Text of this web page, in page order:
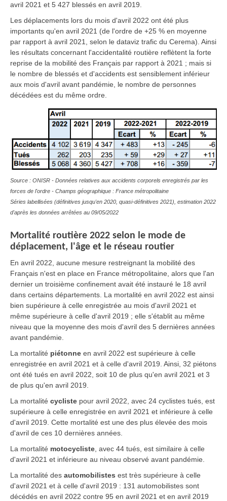
avril 2021 et 5 427 blessés en avril 2019.
Les déplacements lors du mois d'avril 2022 ont été plus
importants qu'en avril 2021 (de l'ordre de +25 % en moyenne
par rapport à avril 2021, selon le dataviz trafic du Cerema). Ainsi
les résultats concernant l'accidentalité routière reflètent la forte
reprise de la mobilité des Français par rapport à 2021 ; mais si
le nombre de blessés et d'accidents est sensiblement inférieur
aux mois d'avril avant pandémie, le nombre de personnes
décédées est du même ordre.
Source : ONISR - Données relatives aux accidents corporels enregistrés par les
forces de l'ordre - Champs géographique : France métropolitaine
Séries labellisées (définitives jusqu'en 2020, quasi-définitives 2021), estimation 2022
d'après les données arrêtées au 09/05/2022
Mortalité routière 2022 selon le mode de
déplacement, l'âge et le réseau routier
En avril 2022, aucune mesure restreignant la mobilité des
Français n'est en place en France métropolitaine, alors que l'an
dernier un troisième confinement avait été instauré le 18 avril
dans certains départements. La mortalité en avril 2022 est ainsi
bien supérieure à celle enregistrée au mois d'avril 2021 et
même supérieure à celle d'avril 2019 ; elle s'établit au même
niveau que la moyenne des mois d'avril des 5 dernières années
avant pandémie.
La mortalité piétonne en avril 2022 est supérieure à celle
enregistrée en avril 2021 et à celle d'avril 2019. Ainsi, 32 piétons
ont été tués en avril 2022, soit 10 de plus qu'en avril 2021 et 3
de plus qu'en avril 2019.
La mortalité cycliste pour avril 2022, avec 24 cyclistes tués, est
supérieure à celle enregistrée en avril 2021 et inférieure à celle
d'avril 2019. Cette mortalité est une des plus élevée des mois
d'avril de ces 10 dernières années.
La mortalité motocycliste , avec 44 tués, est similaire à celle
d'avril 2021 et inférieure au niveau observé avant pandémie.
La mortalité des automobilistes est très supérieure à celle
d'avril 2021 et à celle d'avril 2019 : 131 automobilistes sont
décédés en avril 2022 contre 95 en avril 2021 et en avril 2019